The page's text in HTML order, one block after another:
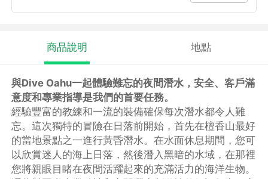
商品說明 地點
與Dive Oahu一起體驗難忘的夜間潛水，安全、客戶滿
意度和專業指導是我們的首要任務。
經驗豐富的教練和一流的裝備確保每次潛水都令人難
忘。這次獨特的冒險在日落前開始，首先在檀香山最好
的當地景點之一進行黃昏潛水。在水面休息期間，您可
以欣賞迷人的海上日落，然後潛入黑暗的水域，在那裡
您將親眼目睹在夜間活躍起來的充滿活力的海洋生物。